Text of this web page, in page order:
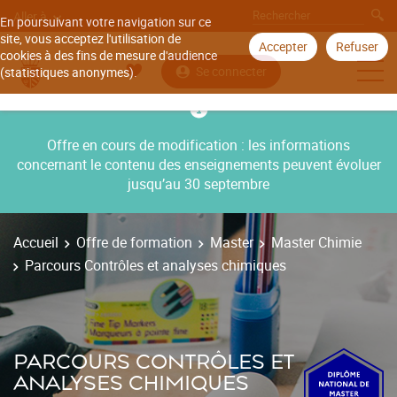
En poursuivant votre navigation sur ce
site, vous acceptez l'utilisation de
cookies à des fins de mesure d'audience
(statistiques anonymes).
Accepter Refuser
Aller à
Se connecter
Offre en cours de modification : les informations
concernant le contenu des enseignements peuvent évoluer
jusqu’au 30 septembre
Accueil Offre de formation Master
Master Chimie
Parcours Contrôles et analyses chimiques
PARCOURS CONTRÔLES ET
ANALYSES CHIMIQUES